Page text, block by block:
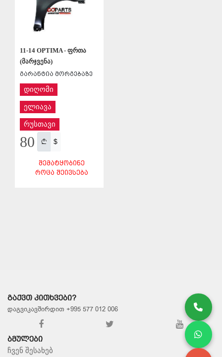
11-14 OPTIMA - ფრთა
(მარჯვენა)
გარანტია მორგებაზე
დიღომი
ელიავა
რუსთავი
80 $
ᲨᲔᲛᲐᲢᲧᲝᲑᲘᲜᲔ
ᲠᲝᲪᲐ ᲨᲔᲘᲕᲡᲔᲑᲐ
ᲒᲐᲥᲕᲗ ᲙᲘᲗᲮᲕᲔᲑᲘ?
დაგვიკავშირდით +995 577 012 006
ᲑᲛᲣᲚᲔᲑᲘ
ჩვენ შესახებ